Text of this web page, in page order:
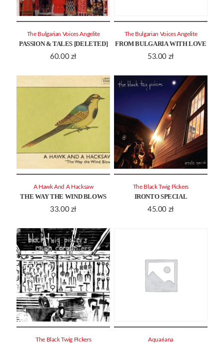
PASSION & TALES [DELETED]
60.00 zł
The Bulgarian Voices Angelite
FROM BULGARIA WITH LOVE
53.00 zł
The Bulgarian Voices Angelite
THE WAY THE WIND BLOWS
33.00 zł
A Hawk And A Hacksaw
IRONTO SPECIAL
45.00 zł
The Black Twig Pickers
The Black Twig Pickers Aquariana